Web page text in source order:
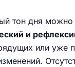
тон дня можно
и
или уже